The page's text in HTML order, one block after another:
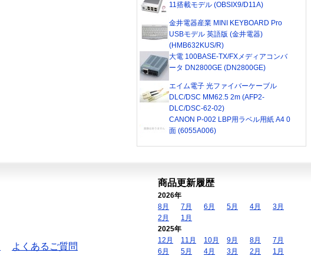
11搭載モデル (OBSIX9/D11A)
金井電器産業 MINI KEYBOARD Pro
USBモデル 英語版 (金井電器)
(HMB632KUS/R)
大電 100BASE-TX/FXメディアコンバ
ータ DN2800GE (DN2800GE)
エイム電子 光ファイバーケーブル
DLC/DSC MM62.5 2m (AFP2-
DLC/DSC-62-02)
CANON P-002 LBP用ラベル用紙 A4 0
面 (6055A006)
よくあるご質問
商品更新履歴
2026年
8月
7月 6月 5月 4月
3月
2月
1月
2025年
12月
11月 10月 9月 8月
7月
6月
5月 4月 3月 2月
1月